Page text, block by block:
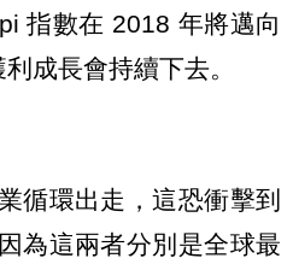
指數在 2018 年將邁向
成長會持續下去。
循環出走，這恐衝擊到
為這兩者分別是全球最